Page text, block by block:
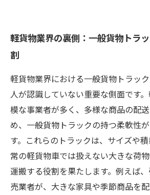
ラックの関係
軽貨物業者が知っておくべきト
イント
未来の軽貨物業界における一般
展望
軽貨物業界の裏側：一般貨物トラ
割
軽貨物業界における一般貨物トラッ
人が認識していない重要な側面です
模な事業者が多く、多様な商品の配
め、一般貨物トラックの持つ柔軟性
す。これらのトラックは、サイズや
常の軽貨物車では扱えない大きな荷
運搬する役割を果たします。例えば
売業者が、大きな家具や季節商品を